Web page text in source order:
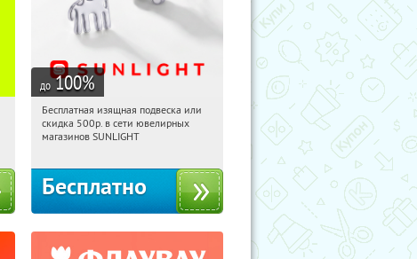
до 100%
07:45:53 Получили:
Россия
Бесплатная изящная подвеска или
скидка 500р. в сети ювелирных
магазинов SUNLIGHT
Бесплатно